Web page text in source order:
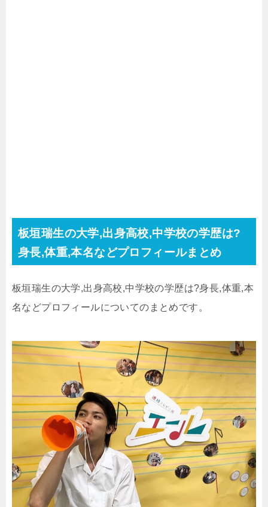
板垣瑞生の大学,出身高校,中学校の学歴は?
身長,体重,本名などプロフィールまとめ
板垣瑞生の大学,出身高校,中学校の学歴は?身長,体重,本
名などプロフィールについてのまとめです。